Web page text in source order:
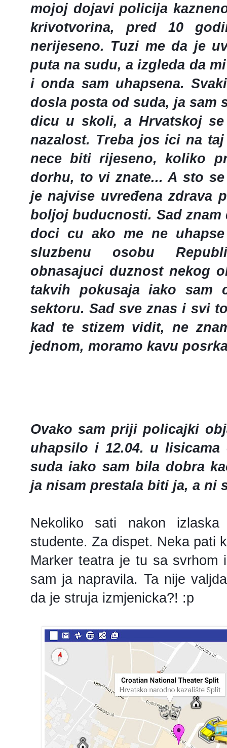
mojoj dojavi policija
krivotvorina, pred 10
nerijeseno. Tuzi me da je
puta na sudu, a izgleda da
i onda sam uhapsena.
dosla posta od suda, ja sam
dicu u skoli, a Hrvatskoj
nazalost. Treba jos ici na
nece biti rijeseno, koliko
dorhu, to vi znate... A sto
je najvise uvređena zdrava
boljoj buducnosti. Sad znam
doci cu ako me ne
sluzbenu osobu
obnasajuci duznost nekog
takvih pokusaja iako sam
sektoru. Sad sve znas i svi
kad te stizem vidit, ne
jednom, moramo kavu
Ovako sam priji policajki
uhapsilo i 12.04. u
suda iako sam bila dobra
ja nisam prestala biti ja, a ni
Nekoliko sati nakon
studente. Za dispet. Neka pati
Marker teatra je tu sa svrhom
sam ja napravila. Ta nije
da je struja izmjenicka?! :p